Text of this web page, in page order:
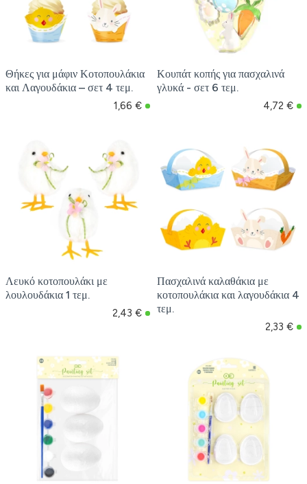
Θήκες για μάφιν Κοτοπουλάκια
και Λαγουδάκια – σετ 4 τεμ.
1,66 €
Κουπάτ κοπής για πασχαλινά
γλυκά - σετ 6 τεμ.
4,72 €
Λευκό κοτοπουλάκι με
λουλουδάκια 1 τεμ.
2,43 €
Πασχαλινά καλαθάκια με
κοτοπουλάκια και λαγουδάκια 4
τεμ.
2,33 €